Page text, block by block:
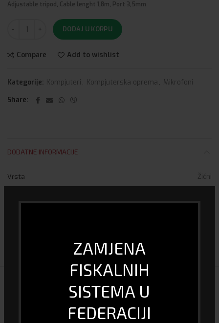
ZAMJENA
FISKALNIH
SISTEMA U
FEDERACIJI
Adjustable tripod, Cable lenght 1,8m, Port 3,5mm
DODAJ U KORPU
Compare Add to wishlist
Kategorije: Kompjuteri , Kompjuterska oprema , Mikrofoni
Share
DODATNE INFORMACIJE
Vrsta Žični